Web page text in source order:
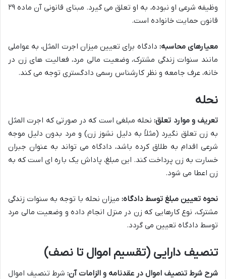
وظیفه شرعی او نبوده، به او تعلق می گیرد. مبنای قانونی آن ماده ۲۹
قانون حمایت خانواده است.
معیارهای محاسبه: دادگاه برای تعیین میزان اجرت المثل، به عواملی
مانند سنوات زندگی مشترک، وضعیت مالی مرد، فعالیت های زن در
خانه، عرف جامعه و نظر کارشناس رسمی دادگستری توجه می کند.
نحله
تعریف و موارد تعلق:نحله مبلغی است که در صورتی که اجرت المثل
به زن تعلق نگیرد (مثلاً به دلیل نشوز زن) و مرد بدون دلیل موجه
شرعی اقدام به طلاق کرده باشد، دادگاه می تواند به عنوان جبران
خسارت به زن پرداخت کند. این مبلغ، پاداش یک باره ای است که به
زن اعطا می شود.
نحوه تعیین مبلغ توسط دادگاه: میزان نحله با توجه به سنوات زندگی
مشترک، نوع کارهایی که زن در منزل انجام داده و وضعیت مالی مرد
توسط دادگاه تعیین می گردد.
تنصیف دارایی (تقسیم اموال تا نصف)
شرح شرط تنصیف اموال در عقدنامه و الزامات آن: شرط تنصیف اموال